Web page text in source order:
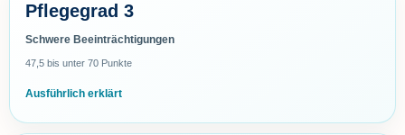
Pflegegrad 3
Schwere Beeinträchtigungen
47,5 bis unter 70 Punkte
Ausführlich erklärt